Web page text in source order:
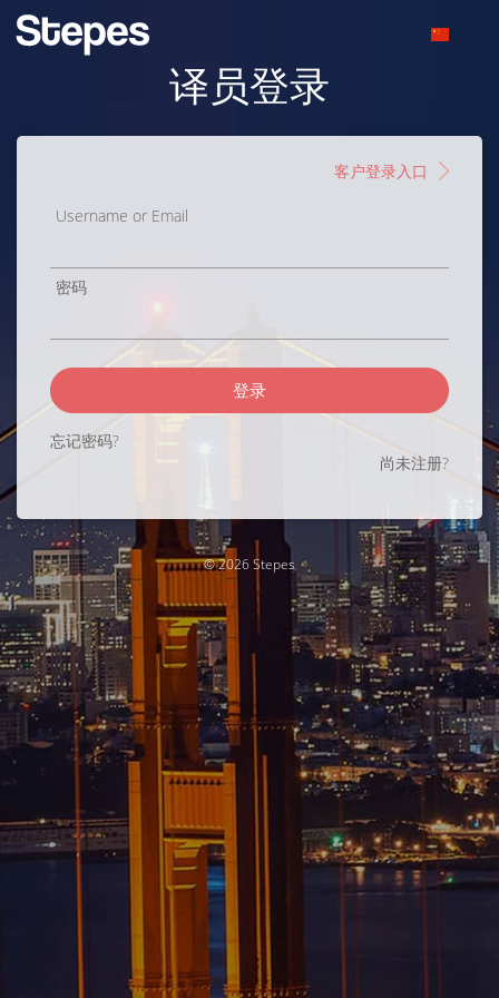
译员登录
客户登录入口
Username or Email
密码
登录
忘记密码?
尚未注册?
© 2026 Stepes